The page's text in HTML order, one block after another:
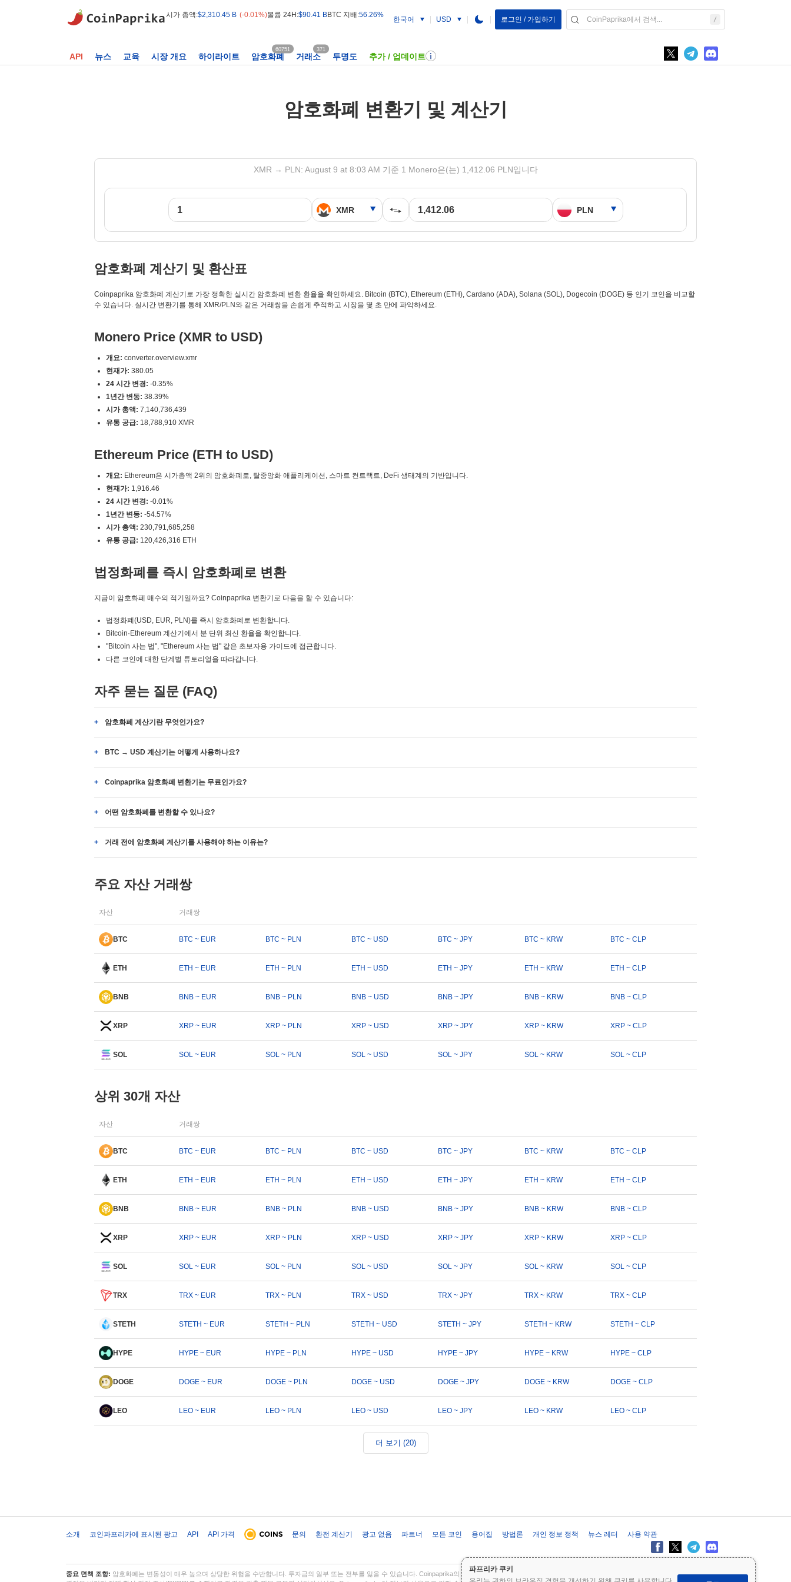
시가 총액:$2,310.45 B (-0.01%)볼륨 24H:$90.41 BBTC 지배:56.26%
한국어 USD 로그인 / 가입하기
API 뉴스 교육 시장 개요 하이라이트 암호화폐
60751
거래소
371
투명도 추가 / 업데이트
파프리카 쿠키
암호화폐 변환기 및 계산기
XMR → PLN: August 9 at 8:03 AM 기준 1 Monero은(는) 1,412.06 PLN입니다
암호화폐 계산기 및 환산표
Coinpaprika 암호화폐 계산기로 가장 정확한 실시간 암호화폐 변환 환율을 확인하세요. Bitcoin (BTC), Ethereum (ETH), Cardano (ADA), Solana (SOL), Dogecoin (DOGE) 등 인기 코인을 비교할
수 있습니다. 실시간 변환기를 통해 XMR/PLN와 같은 거래쌍을 손쉽게 추적하고 시장을 몇 초 만에 파악하세요.
Monero Price (XMR to USD)
개요: converter.overview.xmr
현재가: 380.05
24 시간 변경: -0.35%
1년간 변동: 38.39%
시가 총액: 7,140,736,439
유통 공급: 18,788,910 XMR
Ethereum Price (ETH to USD)
개요: Ethereum은 시가총액 2위의 암호화폐로, 탈중앙화 애플리케이션, 스마트 컨트랙트, DeFi 생태계의 기반입니다.
현재가: 1,916.46
24 시간 변경: -0.01%
1년간 변동: -54.57%
시가 총액: 230,791,685,258
유통 공급: 120,426,316 ETH
법정화폐를 즉시 암호화폐로 변환
지금이 암호화폐 매수의 적기일까요? Coinpaprika 변환기로 다음을 할 수 있습니다:
법정화폐(USD, EUR, PLN)를 즉시 암호화폐로 변환합니다.
Bitcoin·Ethereum 계산기에서 분 단위 최신 환율을 확인합니다.
"Bitcoin 사는 법", "Ethereum 사는 법" 같은 초보자용 가이드에 접근합니다.
다른 코인에 대한 단계별 튜토리얼을 따라갑니다.
자주 묻는 질문 (FAQ)
암호화폐 계산기란 무엇인가요?
BTC → USD 계산기는 어떻게 사용하나요?
Coinpaprika 암호화폐 변환기는 무료인가요?
어떤 암호화폐를 변환할 수 있나요?
거래 전에 암호화폐 계산기를 사용해야 하는 이유는?
주요 자산 거래쌍
자산 거래쌍
BTC BTC ~ EUR BTC ~ PLN BTC ~ USD BTC ~ JPY BTC ~ KRW BTC ~ CLP
ETH ETH ~ EUR ETH ~ PLN ETH ~ USD ETH ~ JPY ETH ~ KRW ETH ~ CLP
BNB BNB ~ EUR BNB ~ PLN BNB ~ USD BNB ~ JPY BNB ~ KRW BNB ~ CLP
XRP XRP ~ EUR XRP ~ PLN XRP ~ USD XRP ~ JPY XRP ~ KRW XRP ~ CLP
SOL SOL ~ EUR SOL ~ PLN SOL ~ USD SOL ~ JPY SOL ~ KRW SOL ~ CLP
상위 30개 자산
자산 거래쌍
BTC BTC ~ EUR BTC ~ PLN BTC ~ USD BTC ~ JPY BTC ~ KRW BTC ~ CLP
ETH ETH ~ EUR ETH ~ PLN ETH ~ USD ETH ~ JPY ETH ~ KRW ETH ~ CLP
BNB BNB ~ EUR BNB ~ PLN BNB ~ USD BNB ~ JPY BNB ~ KRW BNB ~ CLP
XRP XRP ~ EUR XRP ~ PLN XRP ~ USD XRP ~ JPY XRP ~ KRW XRP ~ CLP
SOL SOL ~ EUR SOL ~ PLN SOL ~ USD SOL ~ JPY SOL ~ KRW SOL ~ CLP
TRX TRX ~ EUR TRX ~ PLN TRX ~ USD TRX ~ JPY TRX ~ KRW TRX ~ CLP
STETH STETH ~ EUR STETH ~ PLN STETH ~ USD STETH ~ JPY STETH ~ KRW STETH ~ CLP
HYPE HYPE ~ EUR HYPE ~ PLN HYPE ~ USD HYPE ~ JPY HYPE ~ KRW HYPE ~ CLP
DOGE DOGE ~ EUR DOGE ~ PLN DOGE ~ USD DOGE ~ JPY DOGE ~ KRW DOGE ~ CLP
LEO LEO ~ EUR LEO ~ PLN LEO ~ USD LEO ~ JPY LEO ~ KRW LEO ~ CLP
더 보기 (20)
소개 코인파프리카에 표시된 광고 API API 가격 문의 환전 계산기 광고 없음 파트너 모든 코인 용어집 방법론 개인 정보 정책 뉴스 레터 사용 약관
중요 면책 조항: 암호화폐는 변동성이 매우 높으며 상당한 위험을 수반합니다. 투자금의 일부 또는 전부를 잃을 수 있습니다. Coinpaprika의 모든 정보는 정보 제공 목적으로만 제공되며 재무 또는 투자 조언을 구성하지 않습니다. 투자